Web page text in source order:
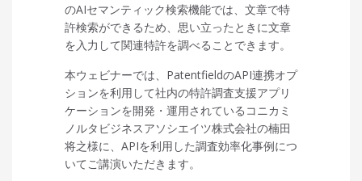
のAIセマンティック検索機能では、文章で特
許検索ができるため、思い立ったときに文章
を入力して関連特許を調べることできます。
本ウェビナーでは、PatentfieldのAPI連携オプ
ションを利用して社内の特許調査支援アプリ
ケーションを開発・運用されているコニカミ
ノルタビジネスアソシエイツ株式会社の楠田
将之様に、APIを利用した調査効率化事例につ
いてご講演いただきます。